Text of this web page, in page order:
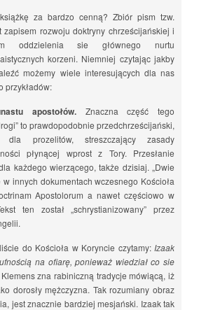
za bardzo cenną? Zbiór pism tzw.
zapisem rozwoju doktryny chrześcijańskiej i
oddzielenia sie głównego nurtu
korzeni. Niemniej czytając jakby
możemy wiele interesujących dla nas
przykładów:
apostołów. Znaczna część tego
to prawdopodobnie przedchrześcijański,
dla prozelitów, streszczający zasady
płynącej wprost z Tory. Przesłanie
każdego wierzącego, także dzisiaj. „Dwie
innych dokumentach wczesnego Kościoła
Apostolorum a nawet częściowo w
ten został „schrystianizowany” przez
do Kościoła w Koryncie czytamy: Izaak
na ofiarę, ponieważ wiedział co sie
zna rabiniczną tradycje mówiącą, iż
dorosły mężczyzna. Tak rozumiany obraz
jest znacznie bardziej mesjański. Izaak tak